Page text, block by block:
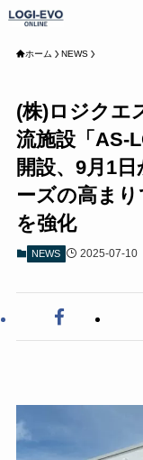
ホーム NEWS
(株)ロジクエ
流施設「AS-
開設、9月1
ーズの高ま
を強化
NEWS 2025-07-10